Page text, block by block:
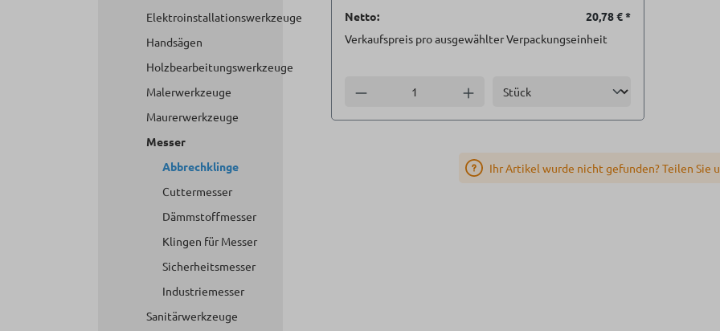
Elektroinstallationswerkzeuge
Handsägen
Holzbearbeitungswerkzeuge
Malerwerkzeuge
Maurerwerkzeuge
Messer
Abbrechklinge
Cuttermesser
Dämmstoffmesser
Klingen für Messer
Sicherheitsmesser
Industriemesser
Sanitärwerkzeuge
Netto: 20,78 €*
Verkaufspreis pro ausgewählter Verpackungseinheit
Anzahl verringern Anzahl erhöhen
Ihr Artikel wurde nicht gefunden? Teilen Sie